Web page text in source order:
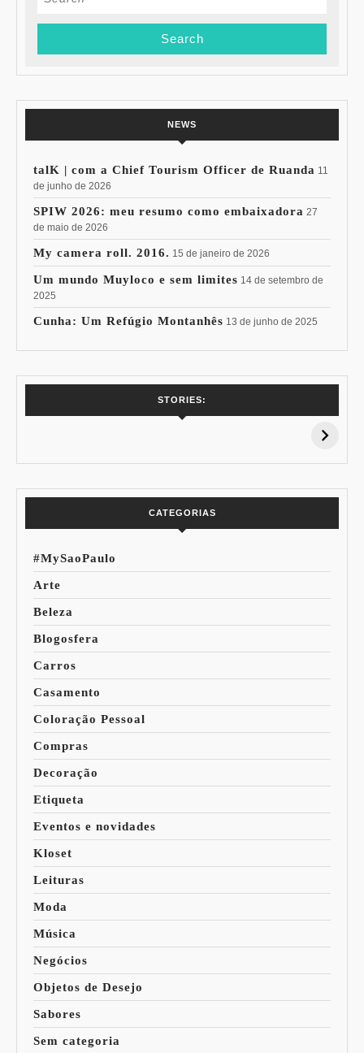
NEWS
talK | com a Chief Tourism Officer de Ruanda 11
de junho de 2026
SPIW 2026: meu resumo como embaixadora 27
de maio de 2026
My camera roll. 2016. 15 de janeiro de 2026
Um mundo Muyloco e sem limites 14 de setembro de
2025
Cunha: Um Refúgio Montanhês 13 de junho de 2025
STORIES:
15% de
Pessoal: Os
CATEGORIAS
#MySaoPaulo
Arte
Beleza
Blogosfera
Carros
Casamento
Coloração Pessoal
Compras
Decoração
Etiqueta
Eventos e novidades
Kloset
Leituras
Moda
Música
Negócios
Objetos de Desejo
Sabores
Sem categoria